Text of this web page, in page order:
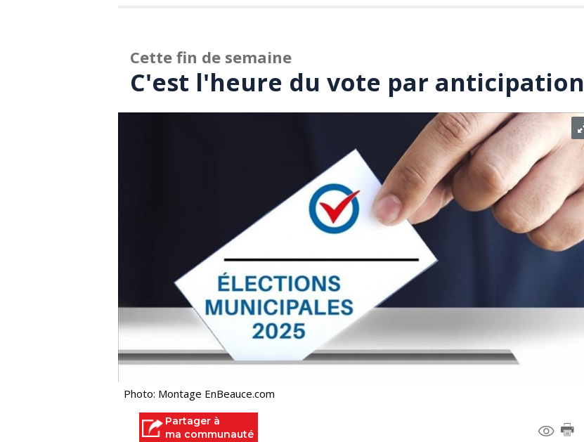
Cette fin de semaine
C'est l'heure du vote par anticipation
Photo: Montage EnBeauce.com
Partager à
ma communauté